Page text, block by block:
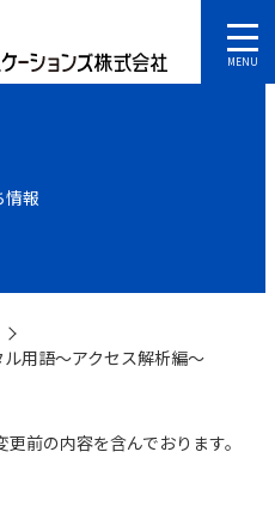
MENU
情報
用語～アクセス解析編～
前の内容を含んでおります。